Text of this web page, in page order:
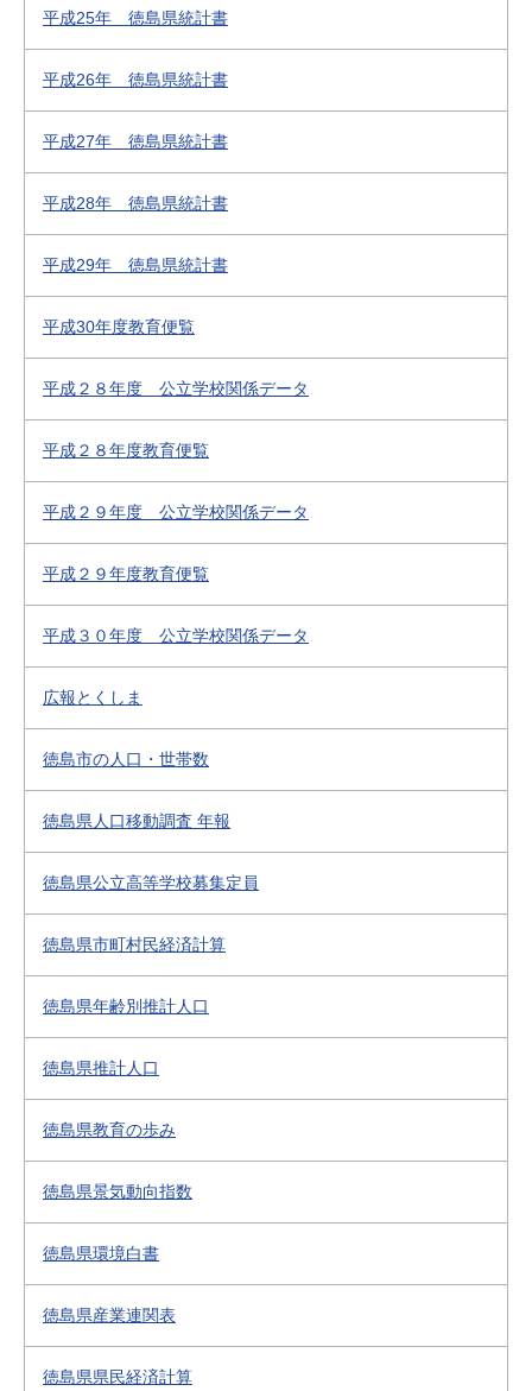
平成25年 徳島県統計書
平成26年 徳島県統計書
平成27年 徳島県統計書
平成28年 徳島県統計書
平成29年 徳島県統計書
平成30年度教育便覧
平成２８年度 公立学校関係データ
平成２８年度教育便覧
平成２９年度 公立学校関係データ
平成２９年度教育便覧
平成３０年度 公立学校関係データ
広報とくしま
徳島市の人口・世帯数
徳島県人口移動調査 年報
徳島県公立高等学校募集定員
徳島県市町村民経済計算
徳島県年齢別推計人口
徳島県推計人口
徳島県教育の歩み
徳島県景気動向指数
徳島県環境白書
徳島県産業連関表
徳島県県民経済計算